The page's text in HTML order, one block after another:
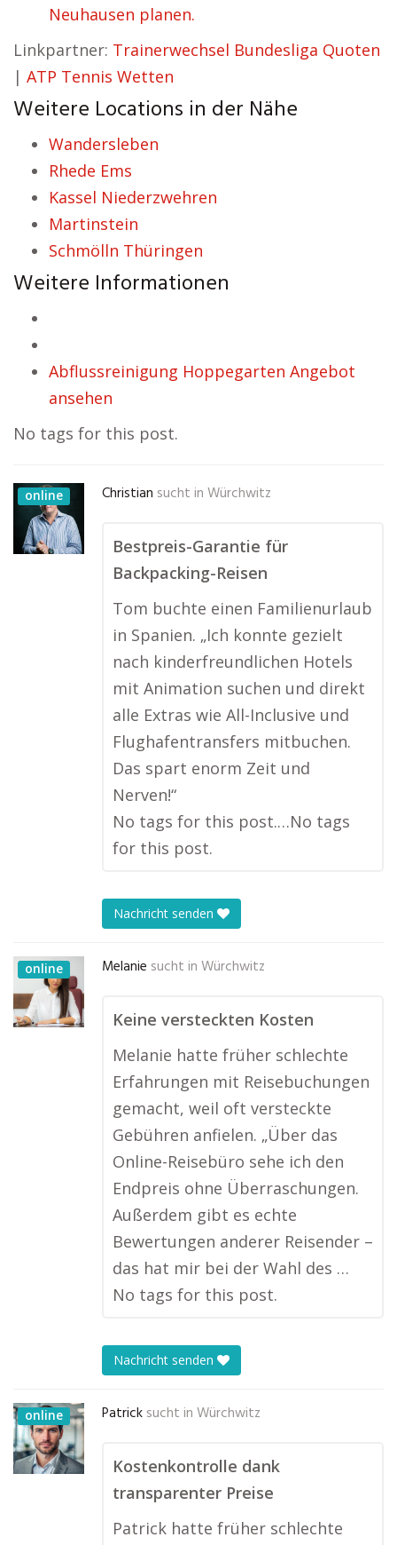
Neuhausen planen.
Linkpartner: Trainerwechsel Bundesliga Quoten
| ATP Tennis Wetten
Weitere Locations in der Nähe
Wandersleben
Rhede Ems
Kassel Niederzwehren
Martinstein
Schmölln Thüringen
Weitere Informationen
Abflussreinigung Hoppegarten Angebot
ansehen
No tags for this post.
online Christian sucht in Würchwitz
Bestpreis-Garantie für
Backpacking-Reisen
Tom buchte einen Familienurlaub
in Spanien. „Ich konnte gezielt
nach kinderfreundlichen Hotels
mit Animation suchen und direkt
alle Extras wie All-Inclusive und
Flughafentransfers mitbuchen.
Das spart enorm Zeit und
Nerven!“
No tags for this post.…No tags
for this post.
Nachricht senden
online Melanie sucht in Würchwitz
Keine versteckten Kosten
Melanie hatte früher schlechte
Erfahrungen mit Reisebuchungen
gemacht, weil oft versteckte
Gebühren anfielen. „Über das
Online-Reisebüro sehe ich den
Endpreis ohne Überraschungen.
Außerdem gibt es echte
Bewertungen anderer Reisender –
das hat mir bei der Wahl des …
No tags for this post.
Nachricht senden
online Patrick sucht in Würchwitz
Kostenkontrolle dank
transparenter Preise
Patrick hatte früher schlechte